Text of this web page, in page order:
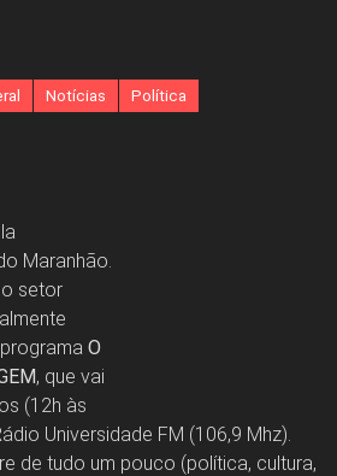
Notícias Política
Maranhão.
setor
O
, que vai
(12h às
Universidade FM (106,9 Mhz).
de tudo um pouco (política, cultura,